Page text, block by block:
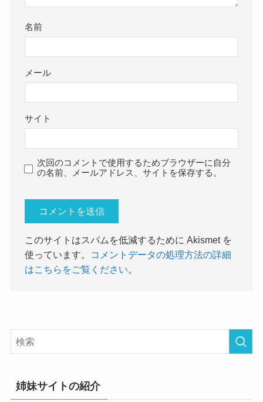
名前
メール
サイト
次回のコメントで使用するためブラウザーに自分
の名前、メールアドレス、サイトを保存する。
このサイトはスパムを低減するために Akismet を
使っています。
コメントデータの処理方法の詳細
はこちらをご覧ください。
姉妹サイトの紹介